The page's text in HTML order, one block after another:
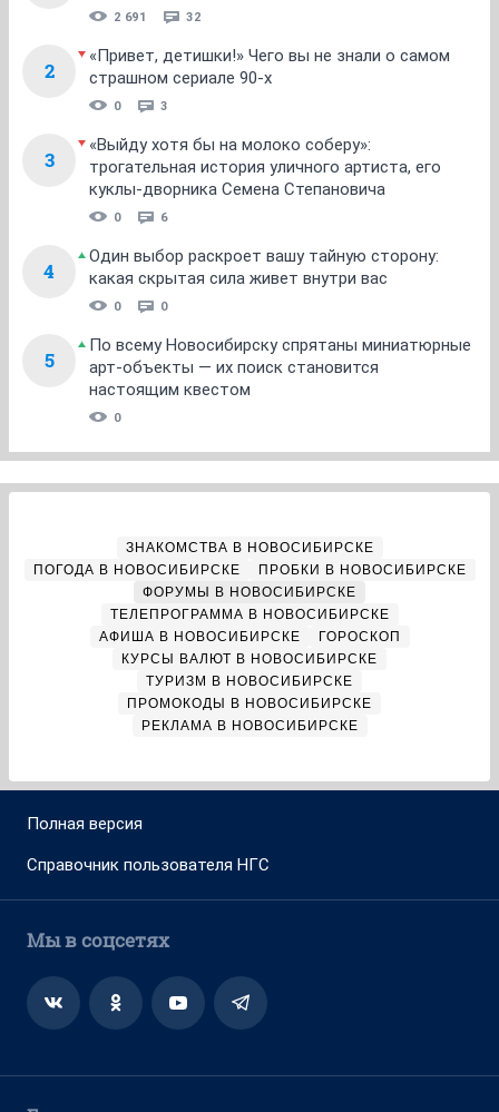
2 691 32
2
«Привет, детишки!» Чего вы не знали о самом
страшном сериале 90-х
0 3
3
«Выйду хотя бы на молоко соберу»:
трогательная история уличного артиста, его
куклы-дворника Семена Степановича
0 6
4
Один выбор раскроет вашу тайную сторону:
какая скрытая сила живет внутри вас
0 0
5
По всему Новосибирску спрятаны миниатюрные
арт-объекты — их поиск становится
настоящим квестом
0
ЗНАКОМСТВА В НОВОСИБИРСКЕ
ПОГОДА В НОВОСИБИРСКЕ
ПРОБКИ В НОВОСИБИРСКЕ
ФОРУМЫ В НОВОСИБИРСКЕ
ТЕЛЕПРОГРАММА В НОВОСИБИРСКЕ
АФИША В НОВОСИБИРСКЕ
ГОРОСКОП
КУРСЫ ВАЛЮТ В НОВОСИБИРСКЕ
ТУРИЗМ В НОВОСИБИРСКЕ
ПРОМОКОДЫ В НОВОСИБИРСКЕ
РЕКЛАМА В НОВОСИБИРСКЕ
Полная версия
Справочник пользователя НГС
Мы в соцсетях